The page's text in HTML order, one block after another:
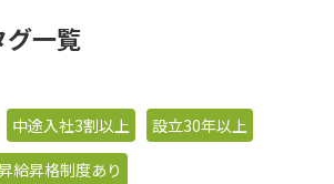
グ一覧
中途入社3割以上
設立30年以上
給昇格制度あり